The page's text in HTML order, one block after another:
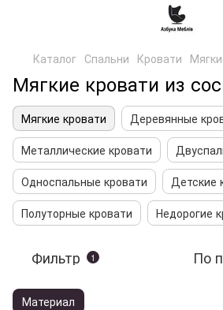
Каталог Спальни Кровати
Мягкие кровати из
Мягкие кровати
Деревянные
Металлические кровати
Односпальные кровати
Детские
Полуторные кровати
Недорогие
Фильтр 1 По
Материал